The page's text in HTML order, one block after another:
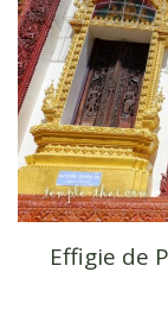
Effigie de